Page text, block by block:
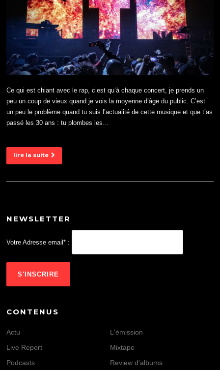
Ce qui est chiant avec le rap, c’est qu’à chaque concert, je prends un
peu un coup de vieux quand je vois la moyenne d’âge du public. C’est
un peu le problème quand tu suis l’actualité de cette musique et que t’as
passé les 30 ans : tu plombes les…
lire la suite
NEWSLETTER
Votre Adresse email* :
CONTENUS
Actu
L'émission
Live Report
Mixtape
Podcasts
Review d'albums